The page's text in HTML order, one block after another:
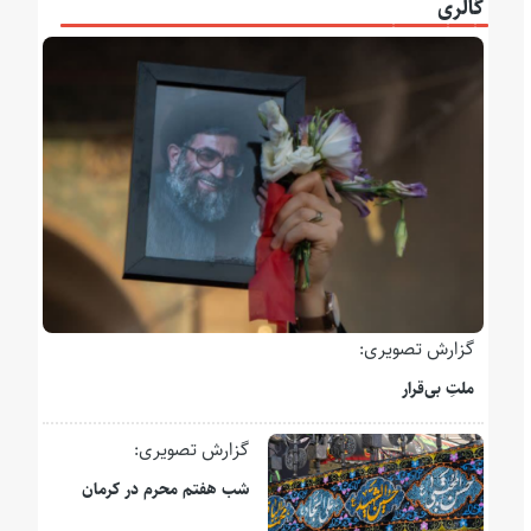
گالری
گزارش تصویری:
ملتِ بی‌قرار
گزارش تصویری:
شب هفتم محرم در کرمان